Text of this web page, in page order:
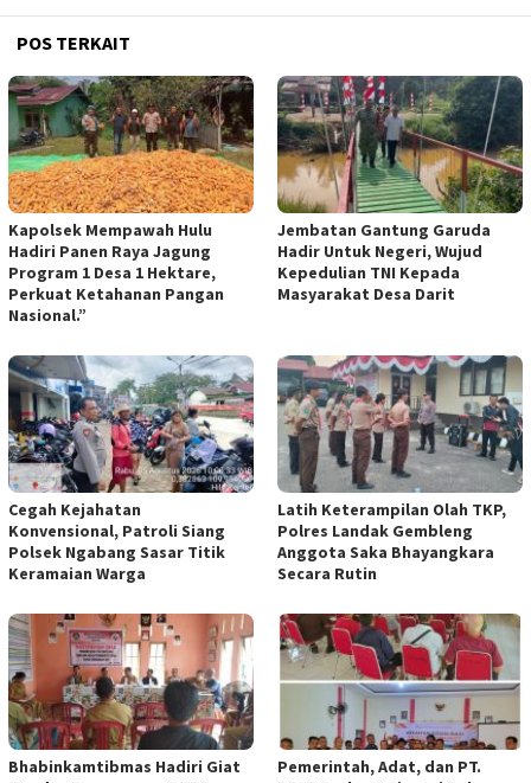
POS TERKAIT
Kapolsek Mempawah Hulu
Hadiri Panen Raya Jagung
Program 1 Desa 1 Hektare,
Perkuat Ketahanan Pangan
Nasional.”
Jembatan Gantung Garuda
Hadir Untuk Negeri, Wujud
Kepedulian TNI Kepada
Masyarakat Desa Darit
Cegah Kejahatan
Konvensional, Patroli Siang
Polsek Ngabang Sasar Titik
Keramaian Warga
Latih Keterampilan Olah TKP,
Polres Landak Gembleng
Anggota Saka Bhayangkara
Secara Rutin
Bhabinkamtibmas Hadiri Giat
Pemerintah, Adat, dan PT.